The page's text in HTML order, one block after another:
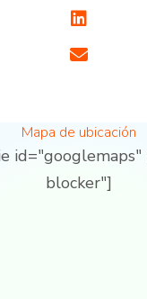
Mapa de ubicación
blocker"]